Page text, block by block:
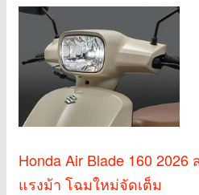
Honda Air Blade 160
แรงม้า โฉมใหม่จัดเต็ม